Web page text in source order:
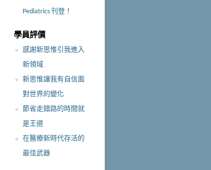
Pediatrics 刊登！
學員評價
感謝新思惟引我進入
新領域
新思惟讓我有自信面
對世界的變化
節省走錯路的時間就
是王道
在醫療新時代存活的
最佳武器